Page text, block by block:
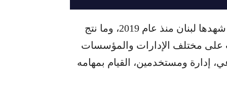
رغم التحديات الصعبة والظروف الاستثنائيّة التي شهدها لبنان منذ عام 2019، وما نتج
على مختلف الإدارات والمؤسسات
إدارة ومستخدمين، القيام بمهامه